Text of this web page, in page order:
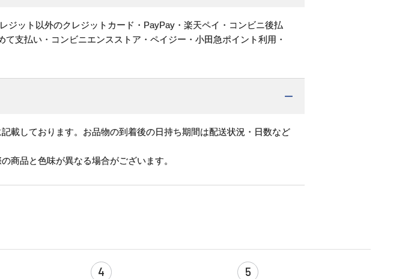
ジット以外のクレジットカード・PayPay・楽天ペイ・コンビニ後払
支払い・コンビニエンスストア・ペイジー・小田急ポイント利用・
載しております。お品物の到着後の日持ち期間は配送状況・日数など
商品と色味が異なる場合がございます。
4 5